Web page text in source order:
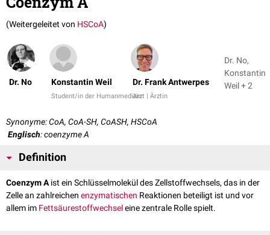
(Weitergeleitet von HSCoA)
Dr. No Konstantin Weil
Student/in der Humanmedizin
Dr. Frank Antwerpes
Arzt | Ärztin
Dr. No,
Konstantin
Weil + 2
Synonyme: CoA, CoA-SH, CoASH, HSCoA
Englisch: coenzyme A
Definition
Coenzym Aist ein Schlüsselmolekül des Zellstoffwechsels, das in der
Zelle an zahlreichen enzymatischen Reaktionen beteiligt ist und vor
allem im Fettsäurestoffwechseleine zentrale Rolle spielt.